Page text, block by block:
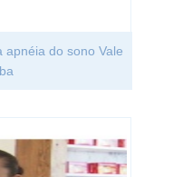
do sono Vale